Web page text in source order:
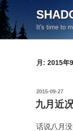
コ
ン
テ
ン
It's time to
月: 2015年
投
稿
日:
2015-09-27
九月近
话说八月没